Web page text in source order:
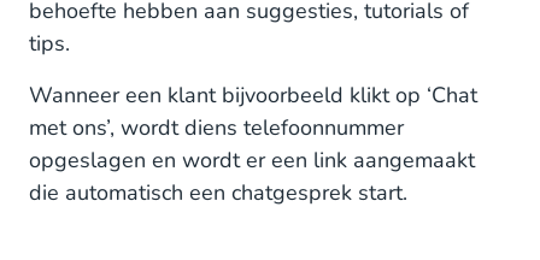
behoefte hebben aan suggesties, tutorials of
tips.
Wanneer een klant bijvoorbeeld klikt op ‘Chat
met ons’, wordt diens telefoonnummer
opgeslagen en wordt er een link aangemaakt
die automatisch een chatgesprek start.